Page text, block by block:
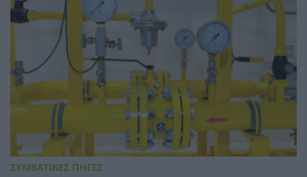
ΣΥΜΒΑΤΙΚΕΣ ΠΗΓΕΣ